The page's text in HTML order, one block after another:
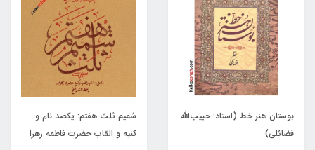
بوستان هنر خط (استاد: حبیب‌الله
فضائلی)
شمیم ثلث هفتم: یکصد نام و
کنیه و القاب حضرت فاطمه زهرا